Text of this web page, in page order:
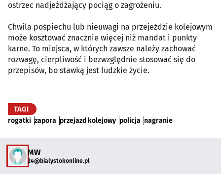
ostrzec nadjeżdżający pociąg o zagrożeniu.
Chwila pośpiechu lub nieuwagi na przejeździe kolejowym
może kosztować znacznie więcej niż mandat i punkty
karne. To miejsca, w których zawsze należy zachować
rozwagę, cierpliwość i bezwzględnie stosować się do
przepisów, bo stawką jest ludzkie życie.
TAGI
rogatki zapora przejazd kolejowy policja nagranie
MW
24@bialystokonline.pl